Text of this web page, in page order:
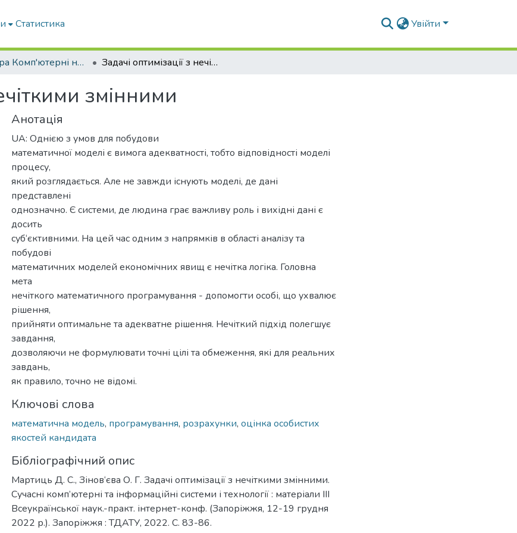
Статистика Увійти
Кафедра Комп'ютерні науки Задачі оптимізації з нечіткими змінними
змінними
Анотація
UA: Однією з умов для побудови
математичної моделі є вимога адекватності, тобто відповідності моделі
процесу,
який розглядається. Але не завжди існують моделі, де дані
представлені
однозначно. Є системи, де людина грає важливу роль і вихідні дані є
досить
суб‘єктивними. На цей час одним з напрямків в області аналізу та
побудові
математичних моделей економічних явищ є нечітка логіка. Головна
мета
нечіткого математичного програмування - допомогти особі, що ухвалює
рішення,
прийняти оптимальне та адекватне рішення. Нечіткий підхід полегшує
завдання,
дозволяючи не формулювати точні цілі та обмеження, які для реальних
завдань,
як правило, точно не відомі.
Ключові слова
математична модель, програмування, розрахунки, оцінка особистих
якостей кандидата
Бібліографічний опис
Мартиць Д. С., Зінов‘єва О. Г. Задачі оптимізації з нечіткими змінними.
Сучасні комп’ютерні та інформаційні системи і технології : матеріали ІІІ
Всеукраїнської наук.-практ. інтернет-конф. (Запоріжжя, 12-19 грудня
2022 р.). Запоріжжя : ТДАТУ, 2022. С. 83-86.